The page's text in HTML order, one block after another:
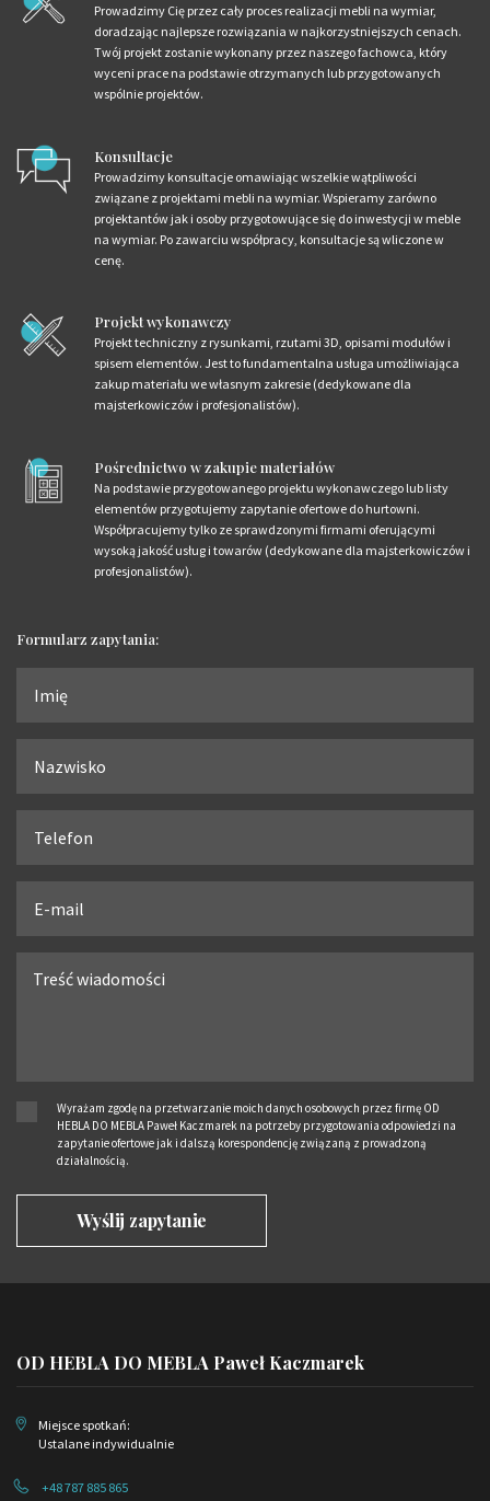
Prowadzimy Cię przez cały proces realizacji mebli na wymiar,
doradzając najlepsze rozwiązania w najkorzystniejszych cenach.
Twój projekt zostanie wykonany przez naszego fachowca, który
wyceni prace na podstawie otrzymanych lub przygotowanych
wspólnie projektów.
Konsultacje
Prowadzimy konsultacje omawiając wszelkie wątpliwości
związane z projektami mebli na wymiar. Wspieramy zarówno
projektantów jak i osoby przygotowujące się do inwestycji w meble
na wymiar. Po zawarciu współpracy, konsultacje są wliczone w
cenę.
Projekt wykonawczy
Projekt techniczny z rysunkami, rzutami 3D, opisami modułów i
spisem elementów. Jest to fundamentalna usługa umożliwiająca
zakup materiału we własnym zakresie (dedykowane dla
majsterkowiczów i profesjonalistów).
Pośrednictwo w zakupie materiałów
Na podstawie przygotowanego projektu wykonawczego lub listy
elementów przygotujemy zapytanie ofertowe do hurtowni.
Współpracujemy tylko ze sprawdzonymi firmami oferującymi
wysoką jakość usług i towarów (dedykowane dla majsterkowiczów i
profesjonalistów).
Formularz zapytania:
Wyrażam zgodę na przetwarzanie moich danych osobowych przez firmę OD
HEBLA DO MEBLA Paweł Kaczmarek na potrzeby przygotowania odpowiedzi na
zapytanie ofertowe jak i dalszą korespondencję związaną z prowadzoną
działalnością.
OD HEBLA DO MEBLA Paweł Kaczmarek
Miejsce spotkań:
Ustalane indywidualnie
+48 787 885 865